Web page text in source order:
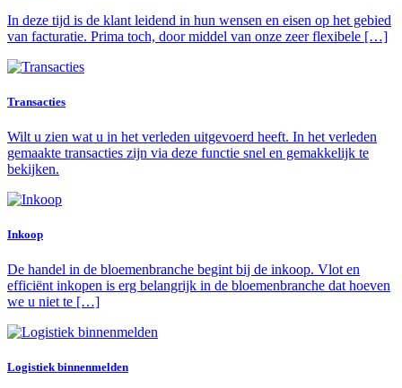
In deze tijd is de klant leidend in hun wensen en eisen op het gebied
van facturatie. Prima toch, door middel van onze zeer flexibele […]
Transacties
Wilt u zien wat u in het verleden uitgevoerd heeft. In het verleden
gemaakte transacties zijn via deze functie snel en gemakkelijk te
bekijken.
Inkoop
De handel in de bloemenbranche begint bij de inkoop. Vlot en
efficiënt inkopen is erg belangrijk in de bloemenbranche dat hoeven
we u niet te […]
Logistiek binnenmelden